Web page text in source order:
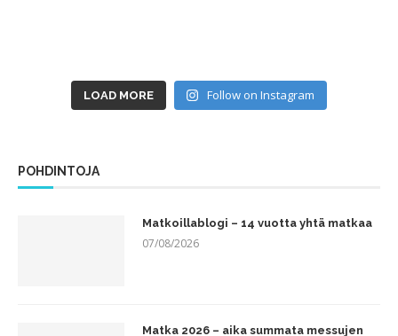
LOAD MORE Follow on Instagram
POHDINTOJA
Matkoillablogi – 14 vuotta yhtä matkaa
07/08/2026
Matka 2026 – aika summata messujen